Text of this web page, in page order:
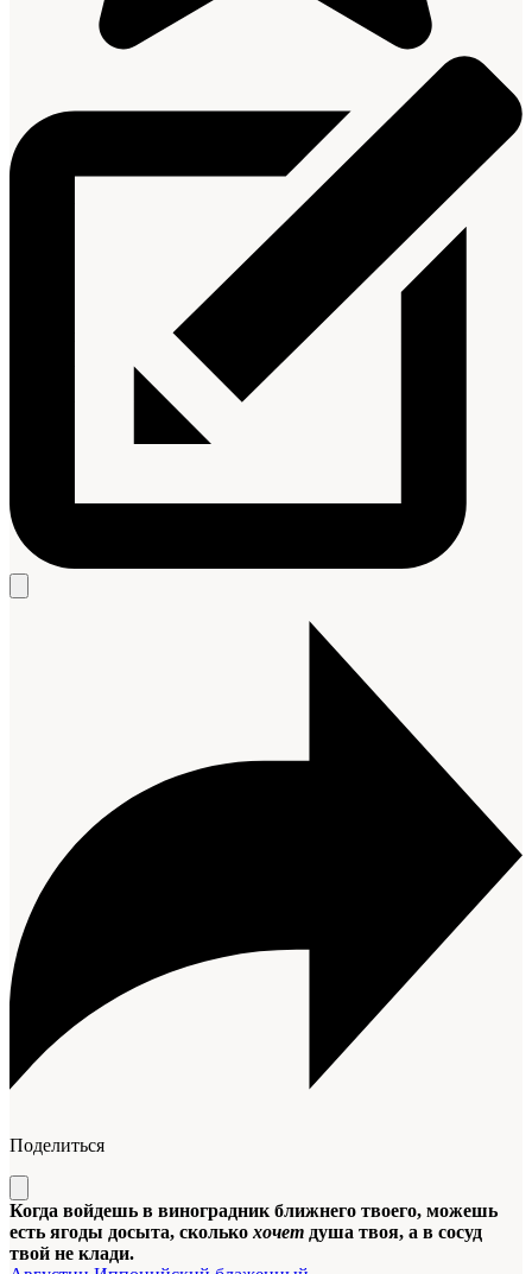
Поделиться
Когда войдешь в виноградник ближнего твоего, можешь
есть ягоды досыта, сколько хочет душа твоя, а в сосуд
твой не клади.